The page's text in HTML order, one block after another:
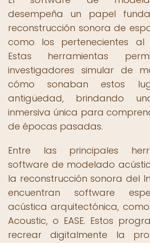
desempeña un papel
reconstrucción sonora de
como los pertenecientes al
Estas herramientas
investigadores simular de
cómo sonaban estos
antigüedad, brindando
inmersiva única para
de épocas pasadas.
Entre las principales
software de modelado
la reconstrucción sonora del
encuentran software
acústica arquitectónica, como
Acoustic, o EASE. Estos
recrear digitalmente la